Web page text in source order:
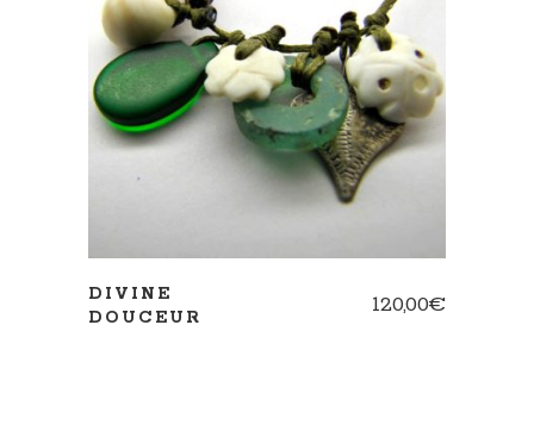
AJOUTER AU PANIER
DIVINE
DOUCEUR
120,00€